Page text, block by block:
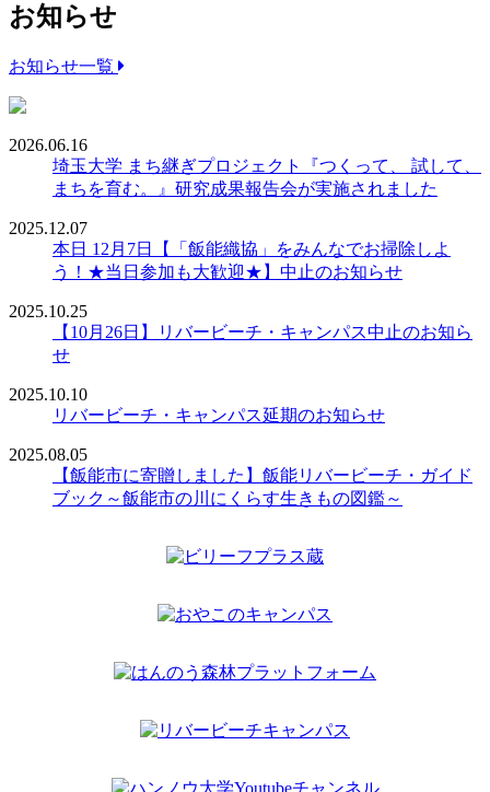
お知らせ
お知らせ一覧
2026.06.16
埼玉大学 まち継ぎプロジェクト『つくって、 試して、
まちを育む。』研究成果報告会が実施されました
2025.12.07
本日 12月7日【「飯能織協」をみんなでお掃除しよ
う！★当日参加も大歓迎★】中止のお知らせ
2025.10.25
【10月26日】リバービーチ・キャンパス中止のお知ら
せ
2025.10.10
リバービーチ・キャンパス延期のお知らせ
2025.08.05
【飯能市に寄贈しました】飯能リバービーチ・ガイド
ブック～飯能市の川にくらす生きもの図鑑～